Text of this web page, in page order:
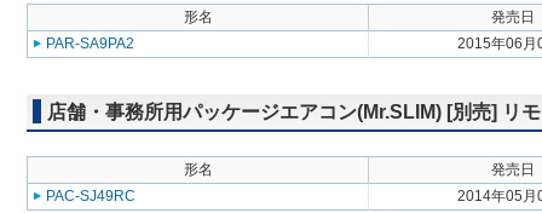
形名
発売日
PAR-SA9PA2
2015年06月
店舗・事務所用パッケージエアコン(Mr.SLIM) [別売] リ
形名
発売日
PAC-SJ49RC
2014年05月